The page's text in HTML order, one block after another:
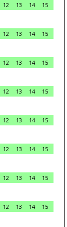
12 13 14
15
12 13 14
15
12 13 14
15
12 13 14
15
12 13 14
15
12 13 14
15
12 13 14
15
12 13 14
15